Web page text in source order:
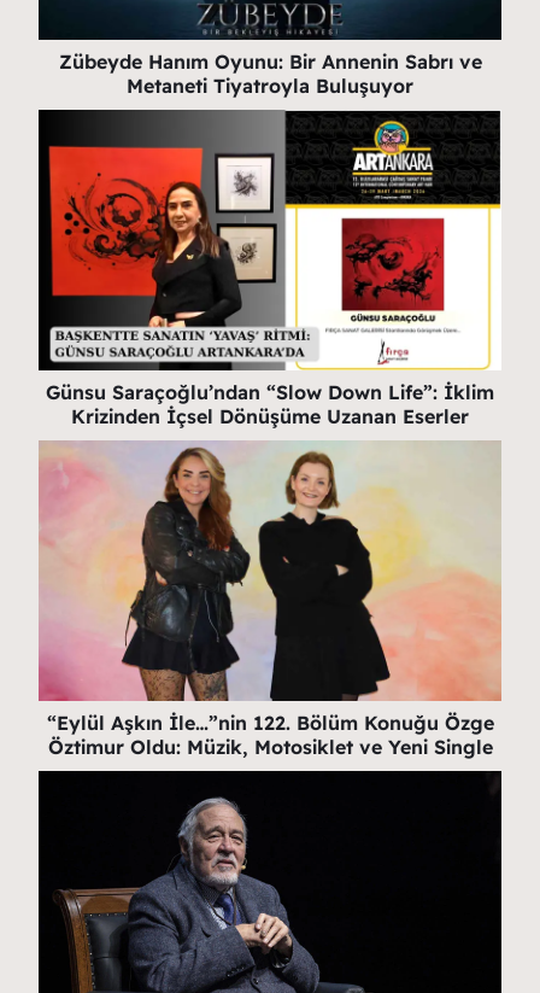
Zübeyde Hanım Oyunu: Bir Annenin Sabrı ve
Metaneti Tiyatroyla Buluşuyor
Günsu Saraçoğlu’ndan “Slow Down Life”: İklim
Krizinden İçsel Dönüşüme Uzanan Eserler
“Eylül Aşkın İle…”nin 122. Bölüm Konuğu Özge
Öztimur Oldu: Müzik, Motosiklet ve Yeni Single